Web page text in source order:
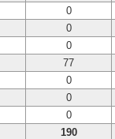
0
0
0
77
0
0
0
190